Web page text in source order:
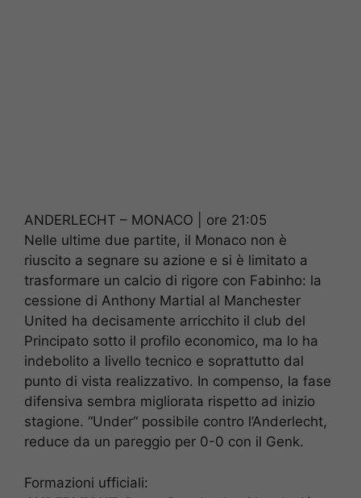
ANDERLECHT – MONACO | ore 21:05
Nelle ultime due partite, il Monaco non è
riuscito a segnare su azione e si è limitato a
trasformare un calcio di rigore con Fabinho: la
cessione di Anthony Martial al Manchester
United ha decisamente arricchito il club del
Principato sotto il profilo economico, ma lo ha
indebolito a livello tecnico e soprattutto dal
punto di vista realizzativo. In compenso, la fase
difensiva sembra migliorata rispetto ad inizio
stagione. “Under“ possibile contro l’Anderlecht,
reduce da un pareggio per 0-0 con il Genk.
Formazioni ufficiali: